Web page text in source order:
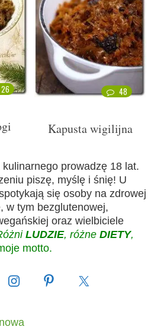
26 48
Kapusta wigilijna
kulinarnego prowadzę 18 lat.
piszę, myślę i śnię! U
się osoby na zdrowej
w tym bezglutenowej,
oraz wielbiciele
LUDZIE, różne DIETY,
motto.